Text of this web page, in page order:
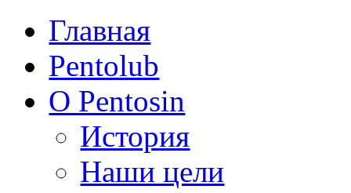
Главная
Pentolub
О Pentosin
История
Наши цели